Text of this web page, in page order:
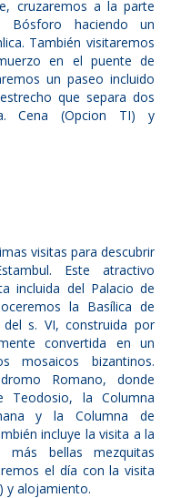
cruzaremos a la parte
haciendo un
También visitaremos
en el puente de
un paseo incluido
que separa dos
Cena (Opcion TI) y
visitas para descubrir
Este atractivo
incluida del Palacio de
la Basílica de
s. VI, construida por
convertida en un
mosaicos bizantinos.
Romano, donde
Teodosio, la Columna
y la Columna de
incluye la visita a la
bellas mezquitas
el día con la visita
y alojamiento.